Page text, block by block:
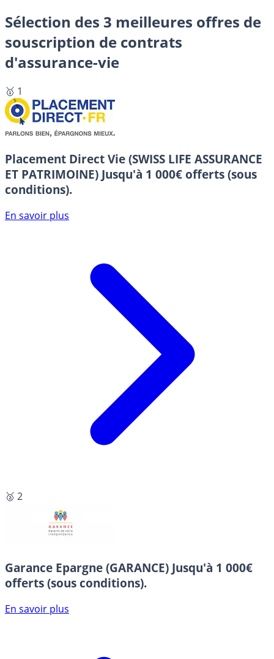
Sélection des 3 meilleures offres de
souscription de contrats
d'assurance-vie
🥇 1
Placement Direct Vie (SWISS LIFE ASSURANCE
ET PATRIMOINE) Jusqu'à 1 000€ offerts (sous
conditions).
En savoir plus
🥈 2
Garance Epargne (GARANCE) Jusqu'à 1 000€
offerts (sous conditions).
En savoir plus